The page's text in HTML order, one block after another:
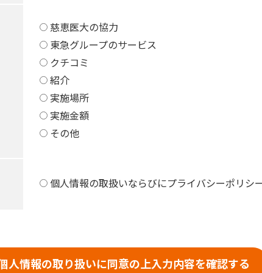
慈恵医大の協力
東急グループのサービス
クチコミ
紹介
実施場所
実施金額
その他
個人情報の取扱いならびにプライバシーポリシ